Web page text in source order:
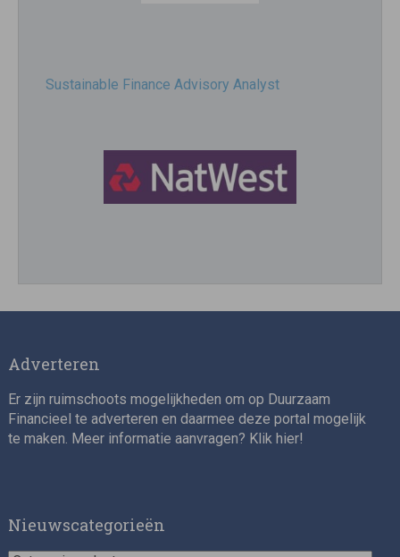
Sustainable Finance Advisory Analyst
Director, Impact Investing
Adverteren
Er zijn ruimschoots mogelijkheden om op Duurzaam
Financieel te adverteren en daarmee deze portal mogelijk
te maken. Meer informatie aanvragen? Klik hier!
Nieuwscategorieën